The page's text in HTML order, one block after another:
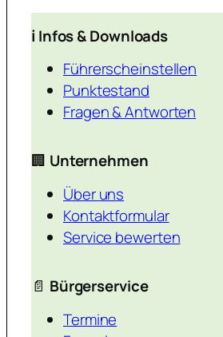
ℹ️ Infos & Downloads
Führerscheinstellen
Punktestand
Fragen & Antworten
🏢 Unternehmen
Über uns
Kontaktformular
Service bewerten
📄 Bürgerservice
Termine